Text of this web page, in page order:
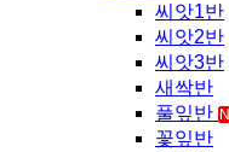
씨앗1반
씨앗2반
씨앗3반
새싹반
풀잎반 N
꽃잎반